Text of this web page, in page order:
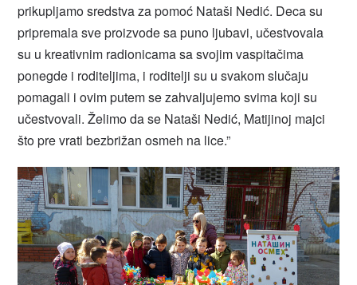
prikupljamo sredstva za pomoć Nataši Nedić. Deca su
pripremala sve proizvode sa puno ljubavi, učestvovala
su u kreativnim radionicama sa svojim vaspitačima
ponegde i roditeljima, i roditelji su u svakom slučaju
pomagali i ovim putem se zahvaljujemo svima koji su
učestvovali. Želimo da se Nataši Nedić, Matijinoj majci
što pre vrati bezbrižan osmeh na lice.”